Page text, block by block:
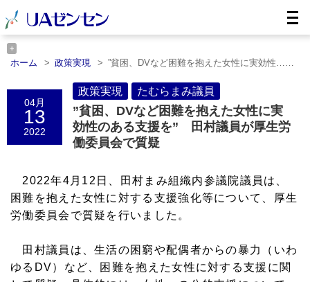
ホーム 政策実現
”貧困、DVなど困難を抱えた女性に実効性……
性……
04月
13
2022
政策実現 たむらまみ議員
”貧困、DVなど困難を抱えた女性に実
効性のある支援を” 田村議員が厚生労
働委員会で質疑
2022年4月12日、田村まみ組織内参議院議員は、
困難を抱えた女性に対する支援強化等について、厚生
労働委員会で質疑を行いました。
田村議員は、生活の困窮や配偶者からの暴力（いわ
ゆるDV）など、困難を抱えた女性に対する支援に関